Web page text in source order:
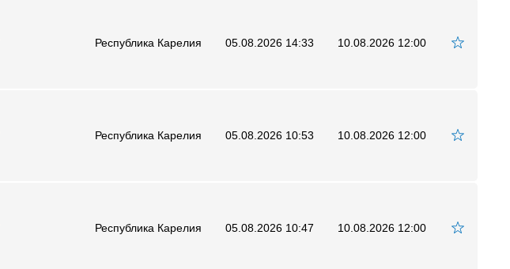
Республика Карелия 05.08.2026 14:33 10.08.2026 12:00
Республика Карелия 05.08.2026 10:53 10.08.2026 12:00
Республика Карелия 05.08.2026 10:47 10.08.2026 12:00